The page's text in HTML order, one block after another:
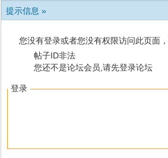
提示信息 »
您没有登录或者您没有权限访问此页面
帖子ID非法
您还不是论坛会员,请先登录论坛
登录